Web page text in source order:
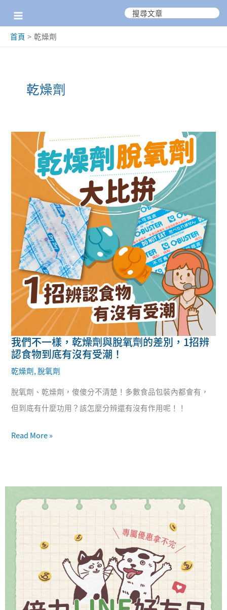
搜
首頁
乾燥劑
乾燥劑
我們不一樣，乾燥劑與脫氧劑的差別，1招辨
認食物到底有沒有受潮！
乾燥劑,脫氧劑
脫氧劑、乾燥劑，傻傻分不清楚！多數食品包裝內都會有，
但到底有什麼功用？該怎麼分辨還有沒有作用呢！！
我
們
不
一
樣，
燥
脫
氧
劑
的
差
別，
招
Read More »